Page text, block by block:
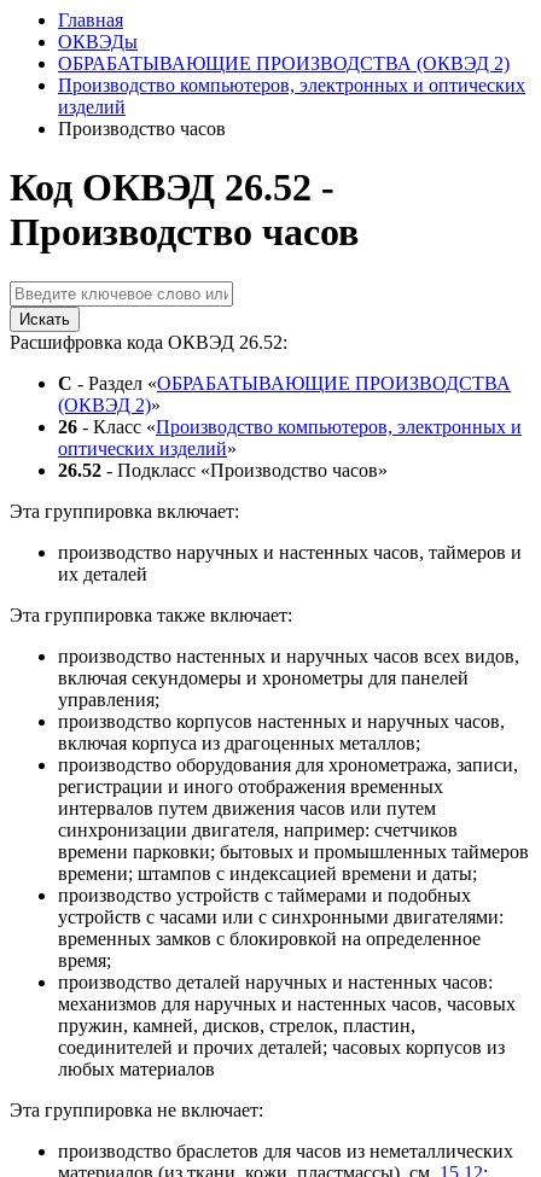
Главная
ОКВЭДы
ОБРАБАТЫВАЮЩИЕ ПРОИЗВОДСТВА (ОКВЭД 2)
Производство компьютеров, электронных и оптических
изделий
Производство часов
Код ОКВЭД 26.52 -
Производство часов
Искать
Расшифровка кода ОКВЭД 26.52:
C - Раздел «ОБРАБАТЫВАЮЩИЕ ПРОИЗВОДСТВА
(ОКВЭД 2)»
26 - Класс «Производство компьютеров, электронных и
оптических изделий»
26.52 - Подкласс «Производство часов»
Эта группировка включает:
производство наручных и настенных часов, таймеров и
их деталей
Эта группировка также включает:
производство настенных и наручных часов всех видов,
включая секундомеры и хронометры для панелей
управления;
производство корпусов настенных и наручных часов,
включая корпуса из драгоценных металлов;
производство оборудования для хронометража, записи,
регистрации и иного отображения временных
интервалов путем движения часов или путем
синхронизации двигателя, например: счетчиков
времени парковки; бытовых и промышленных таймеров
времени; штампов с индексацией времени и даты;
производство устройств с таймерами и подобных
устройств с часами или с синхронными двигателями:
временных замков с блокировкой на определенное
время;
производство деталей наручных и настенных часов:
механизмов для наручных и настенных часов, часовых
пружин, камней, дисков, стрелок, пластин,
соединителей и прочих деталей; часовых корпусов из
любых материалов
Эта группировка не включает:
производство браслетов для часов из неметаллических
материалов (из ткани, кожи, пластмассы), см. 15.12;